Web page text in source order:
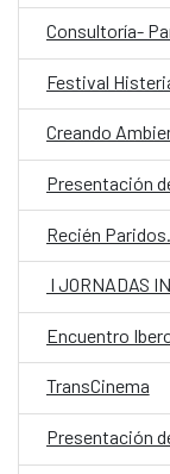
Festival
Creando
Recién
Encuentro
TransCinema
Presentación